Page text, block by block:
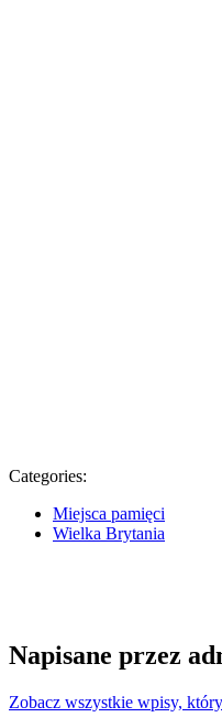
Categories:
Miejsca pamięci
Wielka Brytania
Napisane przez
Zobacz wszystkie wpisy,